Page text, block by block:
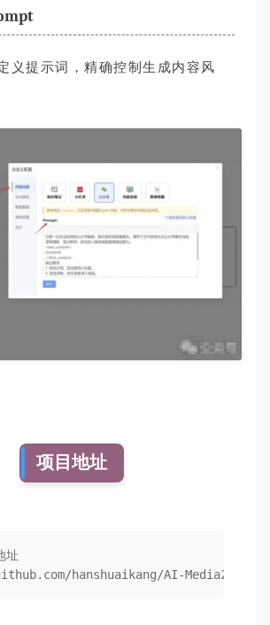
义提示词，精确控制生成内容风
项目地址
址
hanshuaikang/AI-Media2Doc